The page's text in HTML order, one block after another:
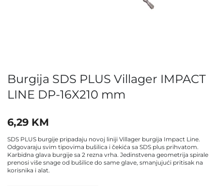
Burgija SDS PLUS Villager IMPACT
LINE DP-16X210 mm
6,29 KM
SDS PLUS burgije pripadaju novoj liniji Villager burgija Impact Line.
Odgovaraju svim tipovima bušilica i čekića sa SDS plus prihvatom.
Karbidna glava burgije sa 2 rezna vrha. Jedinstvena geometrija spirale
prenosi više snage od bušilice do same glave, smanjujući pritisak na
korisnika i alat.